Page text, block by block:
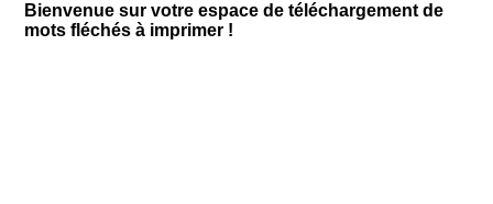
Bienvenue sur votre espace de téléchargement de
mots fléchés à imprimer !